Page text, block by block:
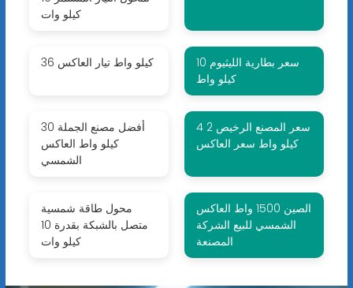
كيلو وات
36 كيلو واط تيار العاكس
سعر بطارية الليثيوم 10
كيلو واط
أفضل مصنع الجملة 30
كيلو واط العاكس
الشمسي
سعر المصنع الرخيص 2 4
كيلو واط سعر العاكس
محول طاقة شمسية
متصل بالشبكة بقدرة 10
كيلو وات
الصين 1500 واط العاكس
الشمسي للبيع الشركة
المصنعة